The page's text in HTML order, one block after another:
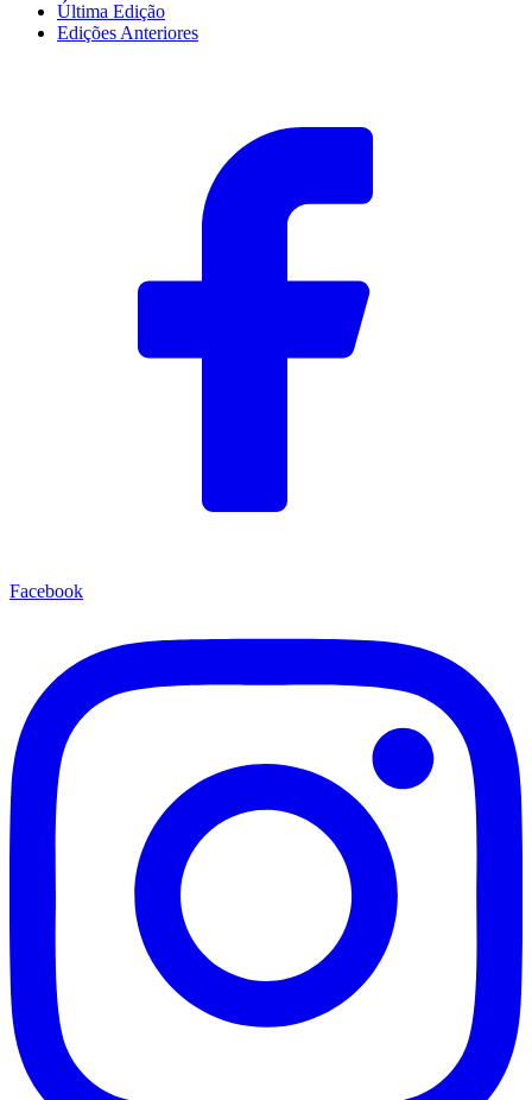
Última Edição
Edições Anteriores
Facebook